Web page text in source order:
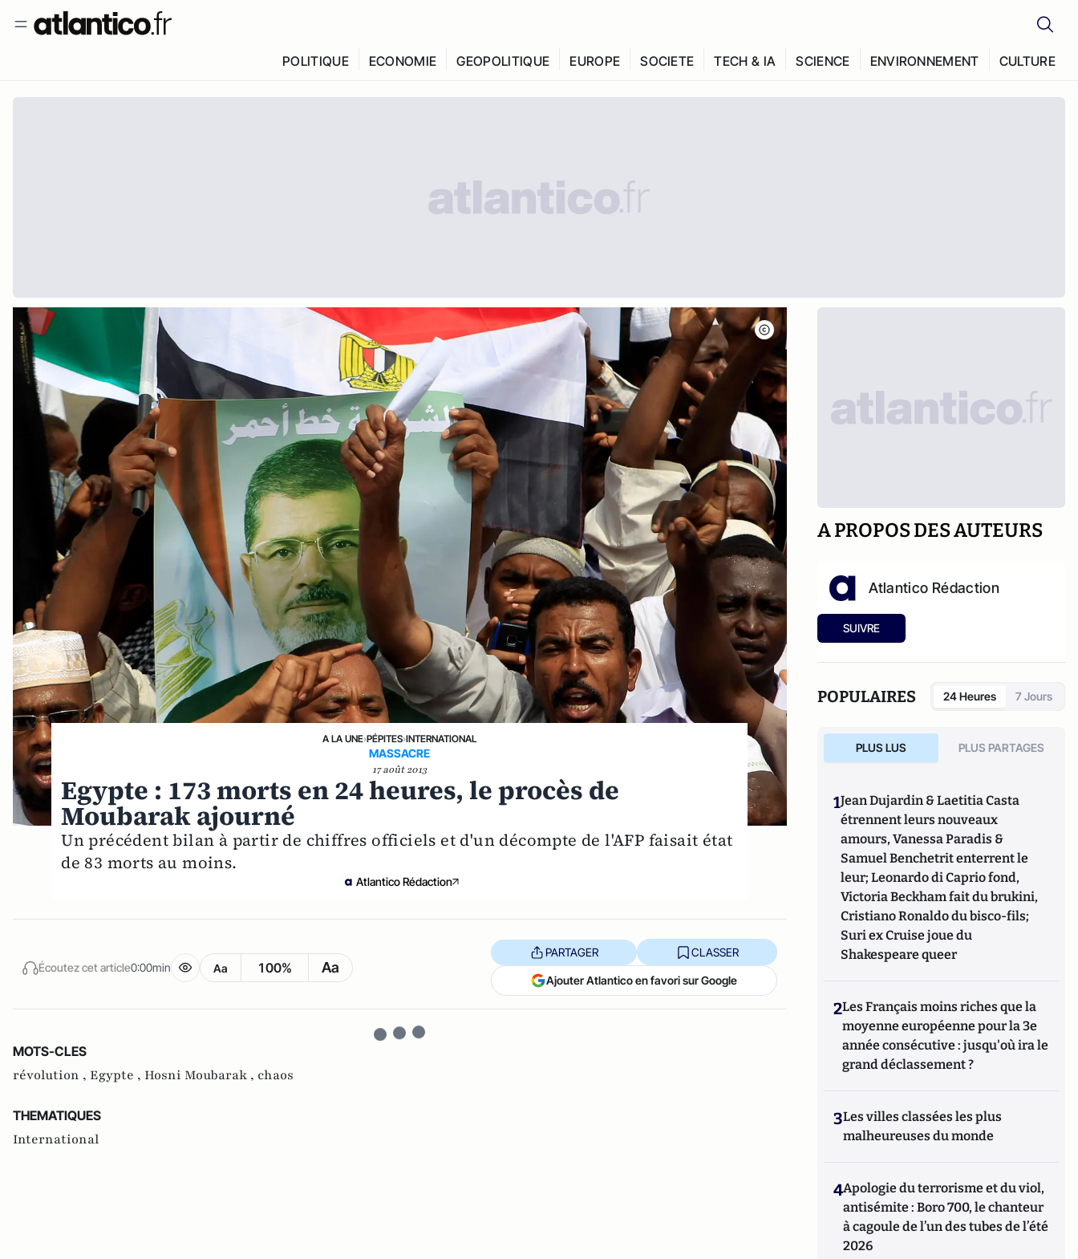
POLITIQUE ECONOMIE GEOPOLITIQUE EUROPE SOCIETE TECH & IA SCIENCE ENVIRONNEMENT CULTURE
A LA UNE›PÉPITES›INTERNATIONAL
MASSACRE
17 août 2013
Egypte : 173 morts en 24 heures, le procès de
Moubarak ajourné
Un précédent bilan à partir de chiffres officiels et d'un décompte de l'AFP faisait état
de 83 morts au moins.
Atlantico Rédaction
Écoutez cet article0:00min Aa 100% Aa
PARTAGER CLASSER
Ajouter Atlantico en favori sur Google
MOTS-CLES
révolution , Egypte , Hosni Moubarak , chaos
THEMATIQUES
International
A PROPOS DES AUTEURS
Atlantico Rédaction
SUIVRE
POPULAIRES 24 Heures 7 Jours
PLUS LUS PLUS PARTAGES
1Jean Dujardin & Laetitia Casta
étrennent leurs nouveaux
amours, Vanessa Paradis &
Samuel Benchetrit enterrent le
leur; Leonardo di Caprio fond,
Victoria Beckham fait du brukini,
Cristiano Ronaldo du bisco-fils;
Suri ex Cruise joue du
Shakespeare queer
2Les Français moins riches que la
moyenne européenne pour la 3e
année consécutive : jusqu'où ira le
grand déclassement ?
3Les villes classées les plus
malheureuses du monde
4Apologie du terrorisme et du viol,
antisémite : Boro 700, le chanteur
à cagoule de l’un des tubes de l’été
2026